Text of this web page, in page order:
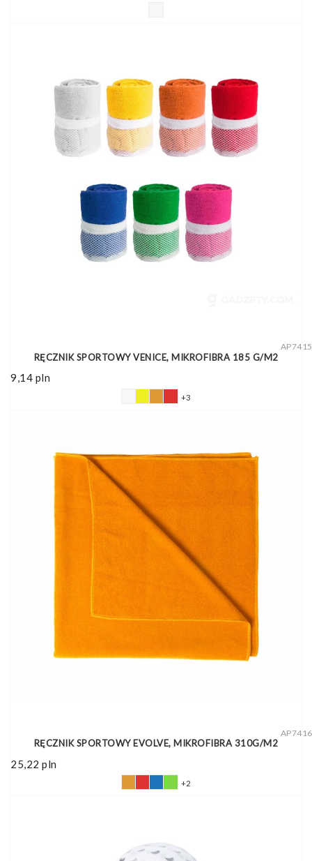
RĘCZNIK SPORTOWY VENICE, MIKROFIBRA 185 G/M2
9,14 pln
+3
RĘCZNIK SPORTOWY EVOLVE, MIKROFIBRA 310G/M2
25,22 pln
+2